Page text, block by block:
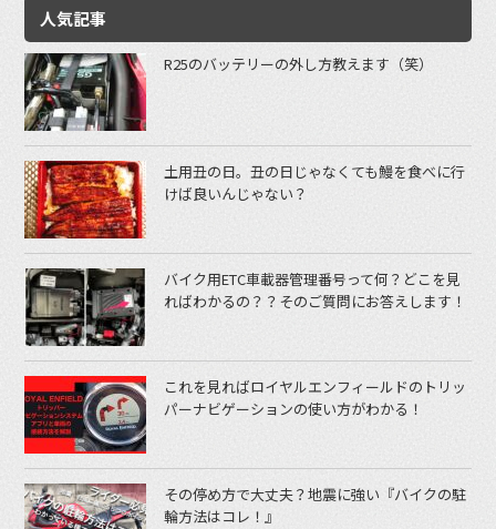
人気記事
R25のバッテリーの外し方教えます（笑）
土用丑の日。丑の日じゃなくても鰻を食べに行
けば良いんじゃない？
バイク用ETC車載器管理番号って何？どこを見
ればわかるの？？そのご質問にお答えします！
これを見ればロイヤルエンフィールドのトリッ
パーナビゲーションの使い方がわかる！
その停め方で大丈夫？地震に強い『バイクの駐
輪方法はコレ！』